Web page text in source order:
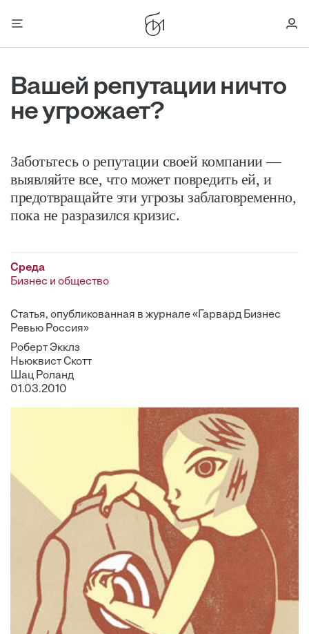
Вашей репутации ничто
не угрожает?
Заботьтесь о репутации своей компании —
выявляйте все, что может повредить ей, и
предотвращайте эти угрозы заблаговременно,
пока не разразился кризис.
Среда
Бизнес и общество
Статья, опубликованная в журнале «Гарвард Бизнес
Ревью Россия»
Роберт Экклз
Ньюквист Скотт
Шац Роланд
01.03.2010